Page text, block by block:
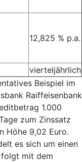
12,825 % p.a.
vierteljährlich
Beispiel im
Raiffeisenbank
1.000
zum Zinssatz
Höhe 9,02 Euro.
es sich um einen
mit dem